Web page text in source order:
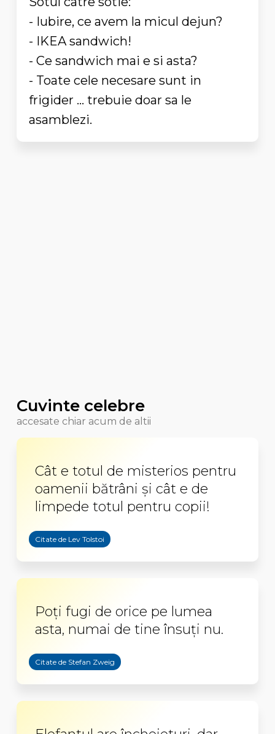
- Iubire, ce avem la micul dejun?
- IKEA sandwich!
- Ce sandwich mai e si asta?
- Toate cele necesare sunt in
frigider ... trebuie doar sa le
asamblezi.
Cuvinte celebre
accesate chiar acum de altii
Cât e totul de misterios pentru
oamenii bătrâni şi cât e de
limpede totul pentru copii!
Citate de Lev Tolstoi
Poți fugi de orice pe lumea
asta, numai de tine însuți nu.
Citate de Stefan Zweig